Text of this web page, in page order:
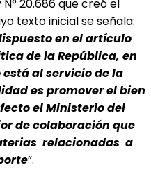
20.686 que creó el
texto inicial se señala:
en el artículo
de la República, en
al servicio de la
es promover el bien
el Ministerio del
de colaboración que
relacionadas a
”.